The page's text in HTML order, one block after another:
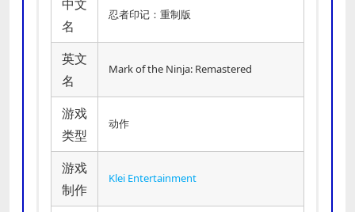
中文
名
忍者印记：重制版
英文
名
Mark of the Ninja: Remastered
游戏
类型
动作
游戏
制作
Klei Entertainment